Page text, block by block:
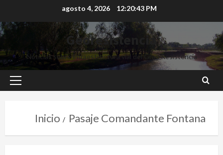
agosto 4, 2026 12:20:44 PM
Georesistencia
Noticias sobre infraestructura vial del Gran Resistencia
Inicio Pasaje Comandante Fontana